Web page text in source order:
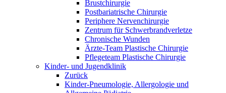
Brustchirurgie
Postbariatrische Chirurgie
Periphere Nervenchirurgie
Zentrum für Schwerbrandverletze
Chronische Wunden
Ärzte-Team Plastische Chirurgie
Pflegeteam Plastische Chirurgie
Kinder- und Jugendklinik
Zurück
Kinder-Pneumologie, Allergologie und